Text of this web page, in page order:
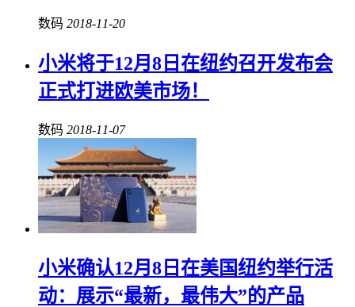
数码 2018-11-20
小米将于12月8日在纽约召开发布会
正式打进欧美市场！
数码 2018-11-07
小米确认12月8日在美国纽约举行活
动：展示“最新，最伟大”的产品